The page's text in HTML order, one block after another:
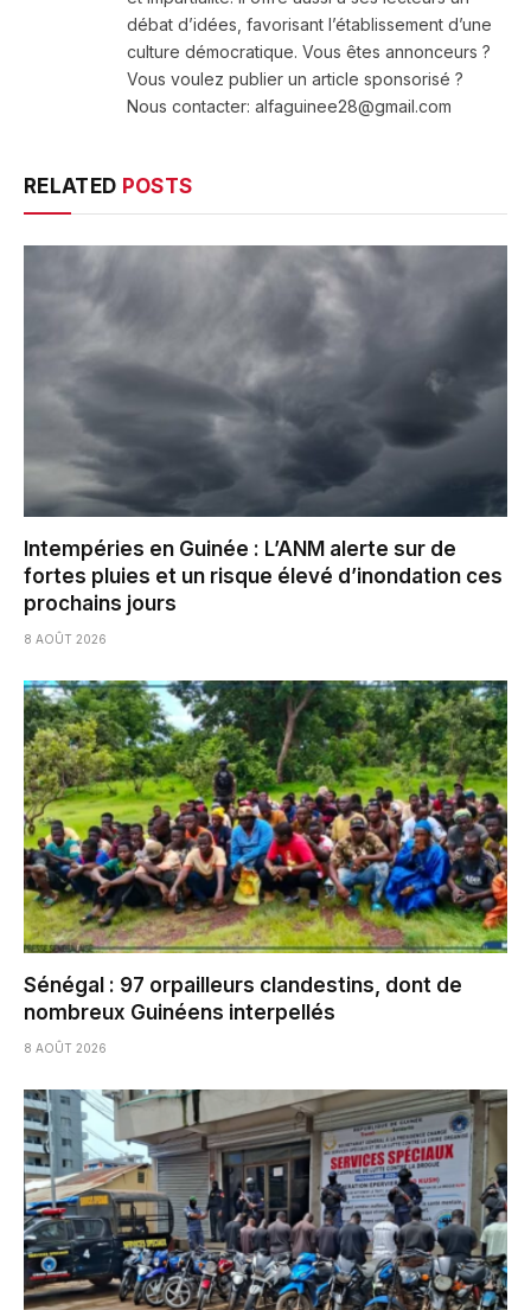
débat d’idées, favorisant l’établissement d’une
culture démocratique. Vous êtes annonceurs ?
Vous voulez publier un article sponsorisé ?
Nous contacter: alfaguinee28@gmail.com
RELATED POSTS
Intempéries en Guinée : L’ANM alerte sur de
fortes pluies et un risque élevé d’inondation ces
prochains jours
8 AOÛT 2026
Sénégal : 97 orpailleurs clandestins, dont de
nombreux Guinéens interpellés
8 AOÛT 2026